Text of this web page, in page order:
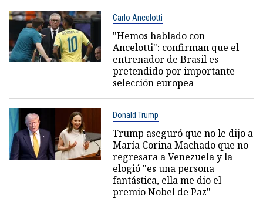
Carlo Ancelotti
"Hemos hablado con
Ancelotti": confirman que el
entrenador de Brasil es
pretendido por importante
selección europea
Donald Trump
Trump aseguró que no le dijo a
María Corina Machado que no
regresara a Venezuela y la
elogió "es una persona
fantástica, ella me dio el
premio Nobel de Paz"